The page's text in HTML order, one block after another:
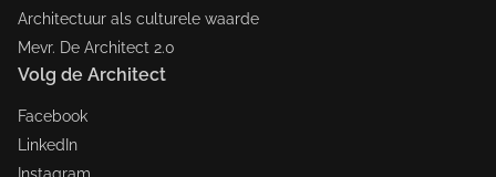
Architectuur als culturele waarde
Mevr. De Architect 2.0
Volg de Architect
Facebook
LinkedIn